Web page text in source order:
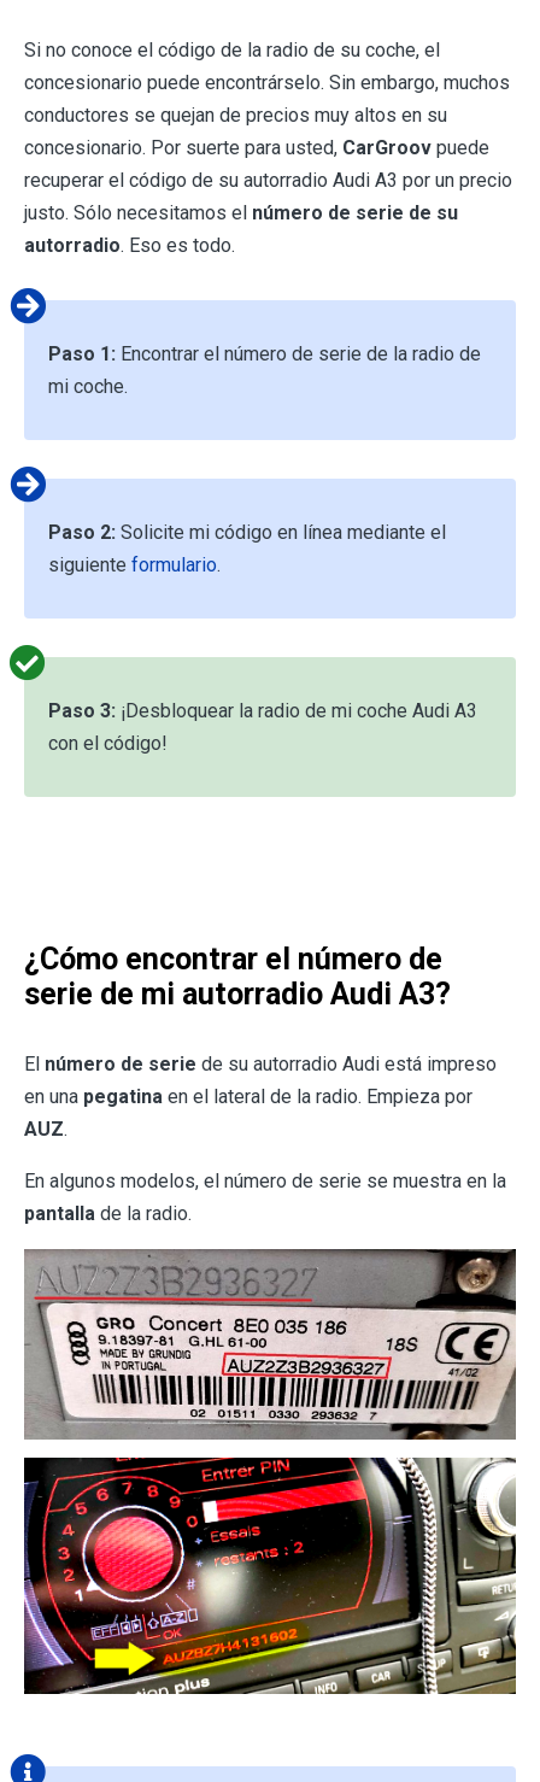
Si no conoce el código de la radio de su coche, el
concesionario puede encontrárselo. Sin embargo, muchos
conductores se quejan de precios muy altos en su
concesionario. Por suerte para usted, CarGroov puede
recuperar el código de su autorradio Audi A3 por un precio
justo. Sólo necesitamos el número de serie de su
autorradio. Eso es todo.
Paso 1: Encontrar el número de serie de la radio de
mi coche.
Paso 2: Solicite mi código en línea mediante el
siguiente formulario.
Paso 3: ¡Desbloquear la radio de mi coche Audi A3
con el código!
¿Cómo encontrar el número de
serie de mi autorradio Audi A3?
El número de serie de su autorradio Audi está impreso
en una pegatina en el lateral de la radio. Empieza por
AUZ.
En algunos modelos, el número de serie se muestra en la
pantalla de la radio.